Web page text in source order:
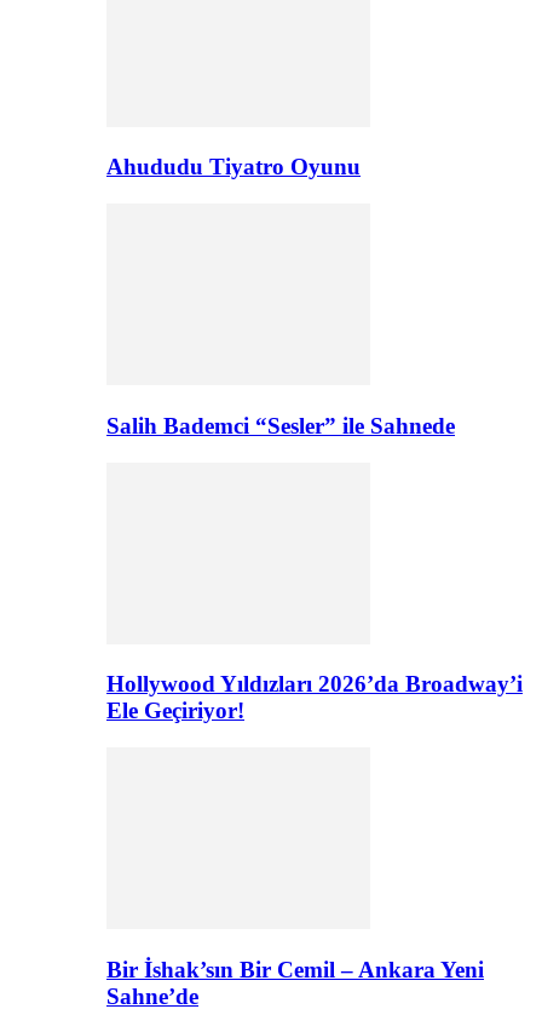
Ahududu Tiyatro Oyunu
Salih Bademci “Sesler” ile Sahnede
Hollywood Yıldızları 2026’da Broadway’i
Ele Geçiriyor!
Bir İshak’sın Bir Cemil – Ankara Yeni
Sahne’de